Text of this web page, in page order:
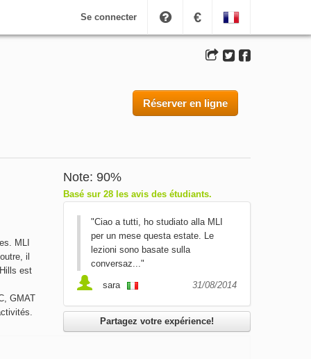
Se connecter €
Réserver en ligne
MLI
il
est
GMAT
Note: 90%
Basé sur 28 les avis des étudiants.
"Ciao a tutti, ho studiato alla MLI
per un mese questa estate. Le
lezioni sono basate sulla
conversaz..."
sara 31/08/2014
Partagez votre expérience!